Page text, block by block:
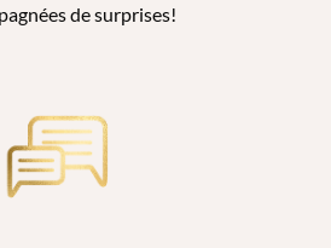
de surprises!